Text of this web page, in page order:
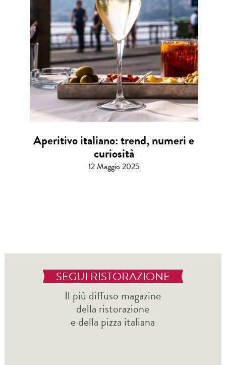
Aperitivo italiano: trend, numeri e
curiosità
12 Maggio 2025
SEGUI RISTORAZIONE
Il più diffuso magazine
della ristorazione
e della pizza italiana